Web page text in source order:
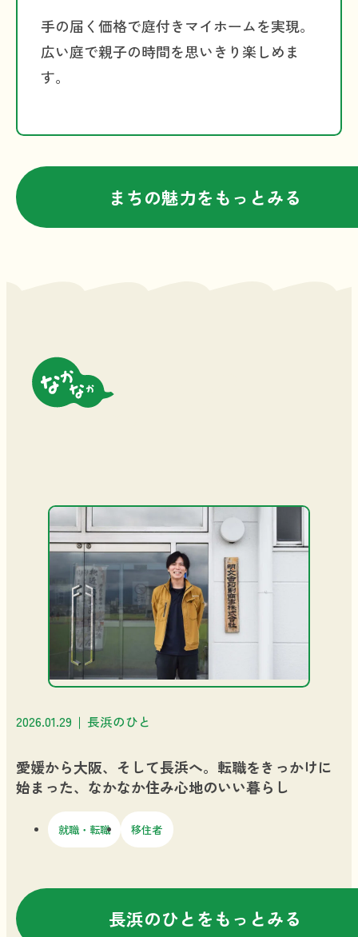
手の届く価格で庭付きマイホームを実現。
広い庭で親子の時間を思いきり楽しめま
す。
まちの魅力をもっとみる
2026.01.29 長浜のひと
愛媛から大阪、そして長浜へ。転職をきっかけに
始まった、なかなか住み心地のいい暮らし
就職・転職 移住者
長浜のひとをもっとみる